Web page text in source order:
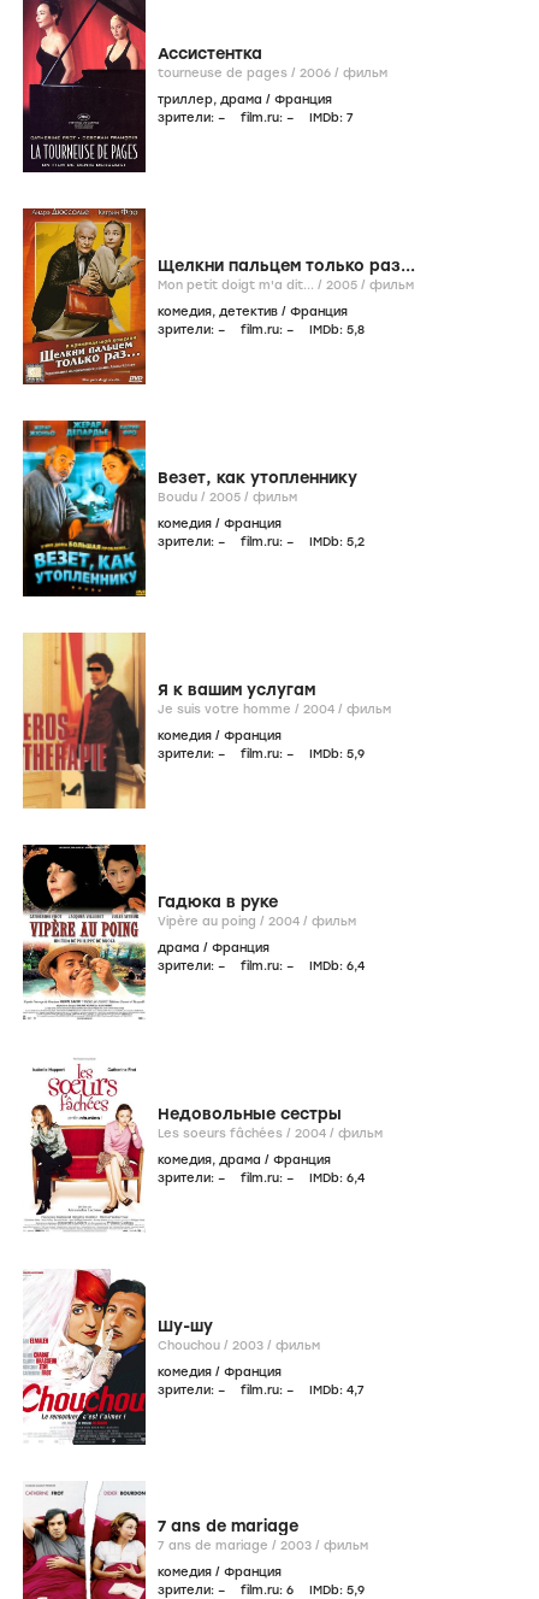
Ассистентка
tourneuse de pages / 2006 / фильм
триллер, драма / Франция
зрители: – film.ru: – IMDb: 7
Щелкни пальцем только раз...
Mon petit doigt m'a dit... / 2005 / фильм
комедия, детектив / Франция
зрители: – film.ru: – IMDb: 5,8
Везет, как утопленнику
Boudu / 2005 / фильм
комедия / Франция
зрители: – film.ru: – IMDb: 5,2
Я к вашим услугам
Je suis votre homme / 2004 / фильм
комедия / Франция
зрители: – film.ru: – IMDb: 5,9
Гадюка в руке
Vipère au poing / 2004 / фильм
драма / Франция
зрители: – film.ru: – IMDb: 6,4
Недовольные сестры
Les soeurs fâchées / 2004 / фильм
комедия, драма / Франция
зрители: – film.ru: – IMDb: 6,4
Шу-шу
Chouchou / 2003 / фильм
комедия / Франция
зрители: – film.ru: – IMDb: 4,7
7 ans de mariage
7 ans de mariage / 2003 / фильм
комедия / Франция
зрители: – film.ru: 6 IMDb: 5,9